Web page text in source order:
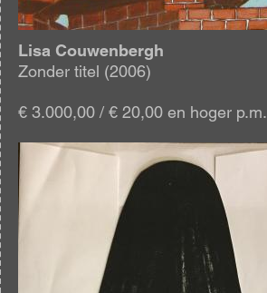
Lisa Couwenbergh
Zonder titel (2006)
€ 3.000,00 / € 20,00 en hoger p.m.
Afbeelding